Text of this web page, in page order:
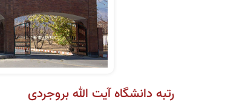
رتبه دانشگاه آیت الله بروجردی